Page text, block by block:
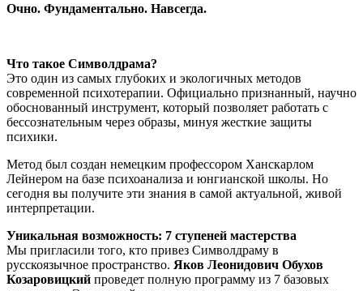
Очно. Фундаментально. Навсегда.
Что такое Символдрама?
Это один из самых глубоких и экологичных методов
современной психотерапии. Официально признанный, научно
обоснованный инструмент, который позволяет работать с
бессознательным через образы, минуя жесткие защиты
психики.
Метод был создан немецким профессором Ханскарлом
Лейнером на базе психоанализа и юнгианской школы. Но
сегодня вы получите эти знания в самой актуальной, живой
интерпретации.
Уникальная возможность: 7 ступеней мастерства
Мы пригласили того, кто привез Символдраму в
русскоязычное пространство. Яков Леонидович Обухов
Козаровицкий проведет полную программу из 7 базовых